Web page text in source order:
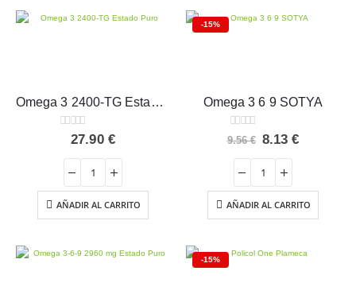
Omega 3 2400-TG Estado Puro 90 perlas
out of 5
27.90 €
AÑADIR AL CARRITO
-15%
Omega 3 6 9 SOTYA
0 out of 5
9.56€ El
era:
9.56 €.
8.13€El
8.13 €.
AÑADIR AL CARRITO
-15%